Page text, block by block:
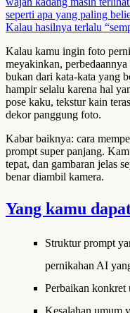
seperti apa yang paling
Kalau hasilnya terlalu
Kalau kamu ingin foto
meyakinkan,
bukan dari kata-kata yang
hampir selalu karena hal
pose kaku, tekstur kain
dekor panggung foto.
Kabar baiknya: cara
prompt super panjang.
tepat, dan gambaran jelas
benar diambil kamera.
Yang kamu
Struktur prompt
pernikahan AI
Perbaikan konkret